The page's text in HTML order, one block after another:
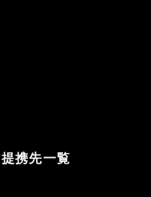
提携先一覧